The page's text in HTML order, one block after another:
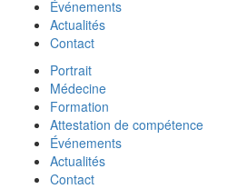
Événements
Actualités
Contact
Portrait
Médecine
Formation
Attestation de compétence
Événements
Actualités
Contact